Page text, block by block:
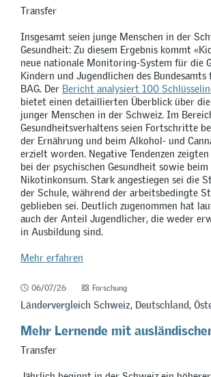
Transfer
Insgesamt seien junge Menschen in der
Gesundheit: Zu diesem Ergebnis kommt
neue nationale Monitoring-System für die
Kindern und Jugendlichen des Bundesamts
BAG. Der Bericht analysiert 100
bietet einen detaillierten Überblick über
junger Menschen in der Schweiz. Im
Gesundheitsverhaltens seien Fortschritte
der Ernährung und beim Alkohol- und
erzielt worden. Negative Tendenzen
bei der psychischen Gesundheit sowie beim
Nikotinkonsum. Stark angestiegen sei die
der Schule, während der arbeitsbedingte
geblieben sei. Deutlich zugenommen hat
auch der Anteil Jugendlicher, die weder
in Ausbildung sind.
Mehr erfahren
06/07/26 Forschung
Ländervergleich Schweiz, Deutschland,
Mehr Lernende mit
Transfer